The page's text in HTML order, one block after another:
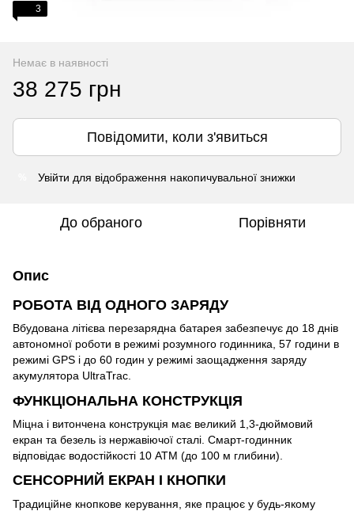
3
Немає в наявності
38 275 грн
Повідомити, коли з'явиться
Увійти для відображення накопичувальної знижки
До обраного Порівняти
Опис
РОБОТА ВІД ОДНОГО ЗАРЯДУ
Вбудована літієва перезарядна батарея забезпечує до 18 днів
автономної роботи в режимі розумного годинника, 57 години в
режимі GPS і до 60 годин у режимі заощадження заряду
акумулятора UltraTrac.
ФУНКЦІОНАЛЬНА КОНСТРУКЦІЯ
Міцна і витончена конструкція має великий 1,3-дюймовий
екран та безель із нержавіючої сталі. Смарт-годинник
відповідає водостійкості 10 АТМ (до 100 м глибини).
СЕНСОРНИЙ ЕКРАН І КНОПКИ
Традиційне кнопкове керування, яке працює у будь-якому